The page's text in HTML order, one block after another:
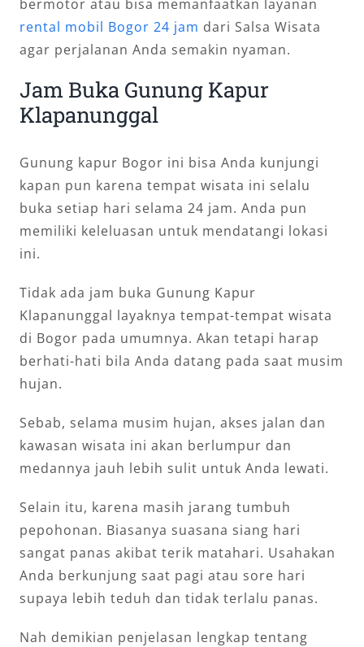
bermotor atau bisa memanfaatkan layanan
rental mobil Bogor 24 jam dari Salsa Wisata
agar perjalanan Anda semakin nyaman.
Jam Buka Gunung Kapur
Klapanunggal
Gunung kapur Bogor ini bisa Anda kunjungi
kapan pun karena tempat wisata ini selalu
buka setiap hari selama 24 jam. Anda pun
memiliki keleluasan untuk mendatangi lokasi
ini.
Tidak ada jam buka Gunung Kapur
Klapanunggal layaknya tempat-tempat wisata
di Bogor pada umumnya. Akan tetapi harap
berhati-hati bila Anda datang pada saat musim
hujan.
Sebab, selama musim hujan, akses jalan dan
kawasan wisata ini akan berlumpur dan
medannya jauh lebih sulit untuk Anda lewati.
Selain itu, karena masih jarang tumbuh
pepohonan. Biasanya suasana siang hari
sangat panas akibat terik matahari. Usahakan
Anda berkunjung saat pagi atau sore hari
supaya lebih teduh dan tidak terlalu panas.
Nah demikian penjelasan lengkap tentang